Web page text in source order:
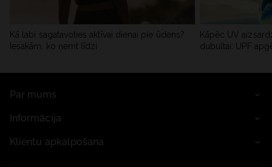
Kā labi sagatavoties aktīvai dienai pie ūdens?
Iesakām, ko ņemt līdzi
Kāpēc UV
dubultai: UPF
Par mums
Informācija
Klientu apkalpošana